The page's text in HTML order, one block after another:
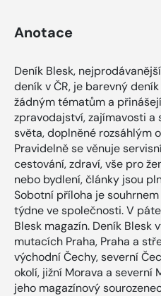
Anotace
Deník Blesk,
deník v ČR, je barevný
žádným tématům a
zpravodajství, zajímavosti a
světa, doplněné rozsáhlým
Pravidelně se věnuje
cestování, zdraví, vše pro
nebo bydlení, články jsou
Sobotní příloha je
týdne ve společnosti. V
Blesk magazín. Deník Blesk
mutacích Praha, Praha a
východní Čechy, severní
okolí, jižní Morava a severní
jeho magazínový